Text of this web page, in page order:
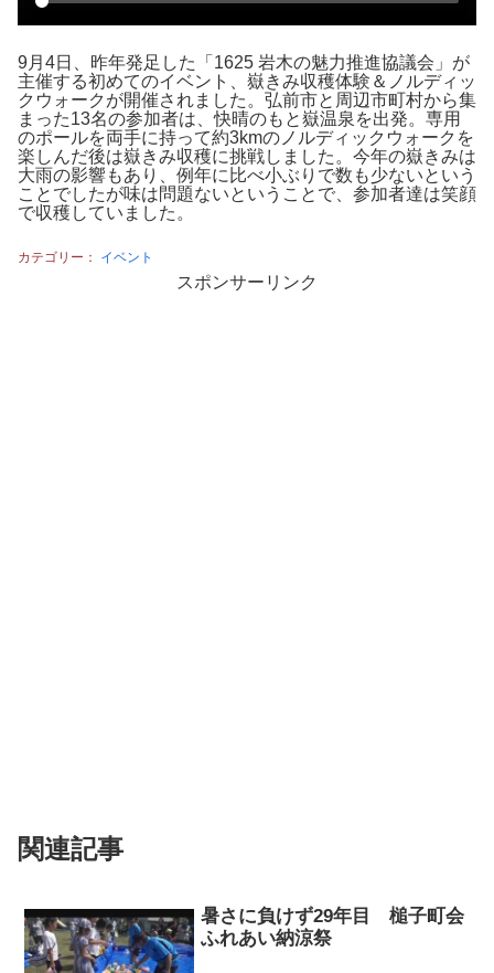
9月4日、昨年発足した「1625 岩木の魅力推進協議会」が
主催する初めてのイベント、嶽きみ収穫体験＆ノルディッ
クウォークが開催されました。弘前市と周辺市町村から集
まった13名の参加者は、快晴のもと嶽温泉を出発。専用
のポールを両手に持って約3kmのノルディックウォークを
楽しんだ後は嶽きみ収穫に挑戦しました。今年の嶽きみは
大雨の影響もあり、例年に比べ小ぶりで数も少ないという
ことでしたが味は問題ないということで、参加者達は笑顔
で収穫していました。
カテゴリー： イベント
スポンサーリンク
関連記事
暑さに負けず29年目 槌子町会
ふれあい納涼祭